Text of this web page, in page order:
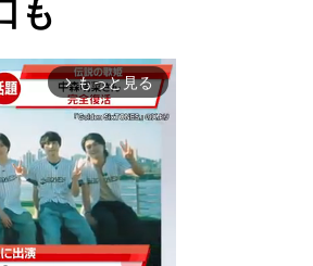
も
arrow_forward_ios もっと見る